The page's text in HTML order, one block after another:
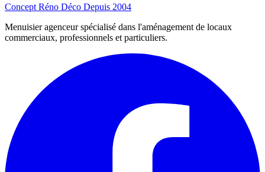
Concept Réno Déco Depuis 2004
Menuisier agenceur spécialisé dans l'aménagement de locaux
commerciaux, professionnels et particuliers.